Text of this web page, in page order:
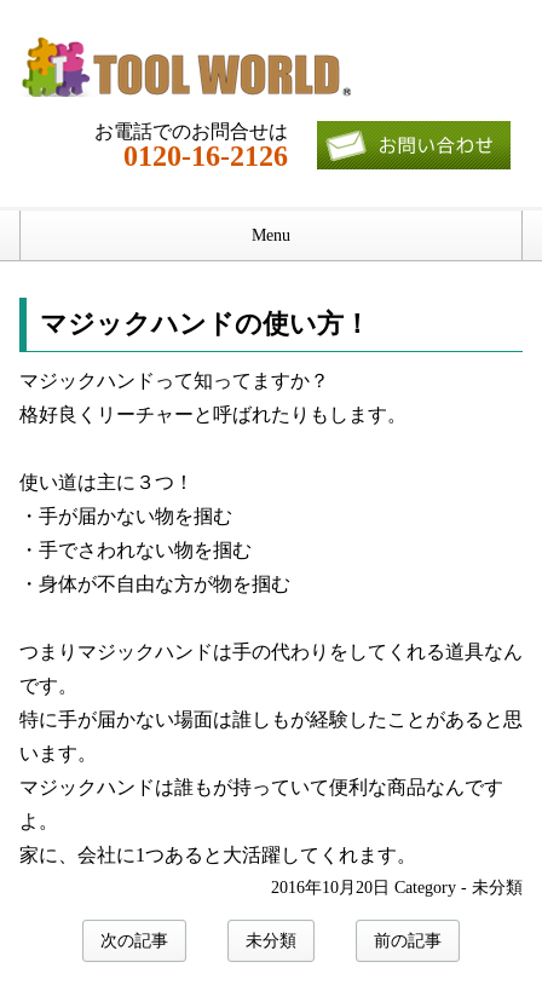
お電話でのお問合せは
0120-16-2126
Menu
ブログ
マジックハンドの使い方！
マジックハンドって知ってますか？
格好良くリーチャーと呼ばれたりもします。
使い道は主に３つ！
・手が届かない物を掴む
・手でさわれない物を掴む
・身体が不自由な方が物を掴む
つまりマジックハンドは手の代わりをしてくれる道具なん
です。
特に手が届かない場面は誰しもが経験したことがあると思
います。
マジックハンドは誰もが持っていて便利な商品なんです
よ。
家に、会社に1つあると大活躍してくれます。
2016年10月20日 Category - 未分類
次の記事 未分類 前の記事